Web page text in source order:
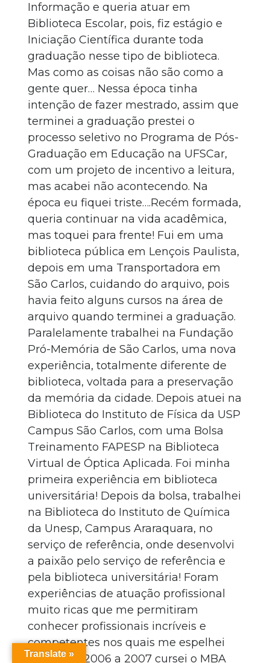
Informação e queria atuar em
Biblioteca Escolar, pois, fiz estágio e
Iniciação Científica durante toda
graduação nesse tipo de biblioteca.
Mas como as coisas não são como a
gente quer… Nessa época tinha
intenção de fazer mestrado, assim que
terminei a graduação prestei o
processo seletivo no Programa de Pós-
Graduação em Educação na UFSCar,
com um projeto de incentivo a leitura,
mas acabei não acontecendo. Na
época eu fiquei triste….Recém formada,
queria continuar na vida acadêmica,
mas toquei para frente! Fui em uma
biblioteca pública em Lençois Paulista,
depois em uma Transportadora em
São Carlos, cuidando do arquivo, pois
havia feito alguns cursos na área de
arquivo quando terminei a graduação.
Paralelamente trabalhei na Fundação
Pró-Memória de São Carlos, uma nova
experiência, totalmente diferente de
biblioteca, voltada para a preservação
da memória da cidade. Depois atuei na
Biblioteca do Instituto de Física da USP
Campus São Carlos, com uma Bolsa
Treinamento FAPESP na Biblioteca
Virtual de Óptica Aplicada. Foi minha
primeira experiência em biblioteca
universitária! Depois da bolsa, trabalhei
na Biblioteca do Instituto de Química
da Unesp, Campus Araraquara, no
serviço de referência, onde desenvolvi
a paixão pelo serviço de referência e
pela biblioteca universitária! Foram
experiências de atuação profissional
muito ricas que me permitiram
conhecer profissionais incríveis e
competentes nos quais me espelhei
muito. De 2006 a 2007 cursei o MBA
Translate »